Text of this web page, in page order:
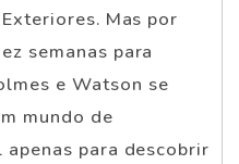
Mas por
semanas para
e Watson se
mundo de
para descobrir